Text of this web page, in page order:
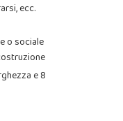
ecc.
o sociale
e 8